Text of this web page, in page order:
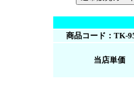
商品コード：TK-
当店単価